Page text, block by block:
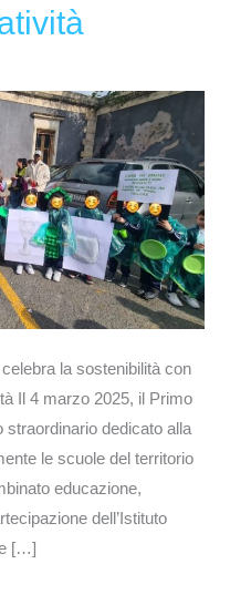
la sostenibilità con
Il 4 marzo 2025, il Primo
dedicato alla
le scuole del territorio
educazione,
dell’Istituto
[…]